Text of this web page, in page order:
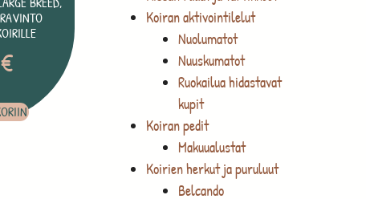
Koiran aktivointilelut
Nuolumatot
Nuuskumatot
Ruokailua hidastavat
kupit
Koiran pedit
Makuualustat
Koirien herkut ja puruluut
Belcando
€